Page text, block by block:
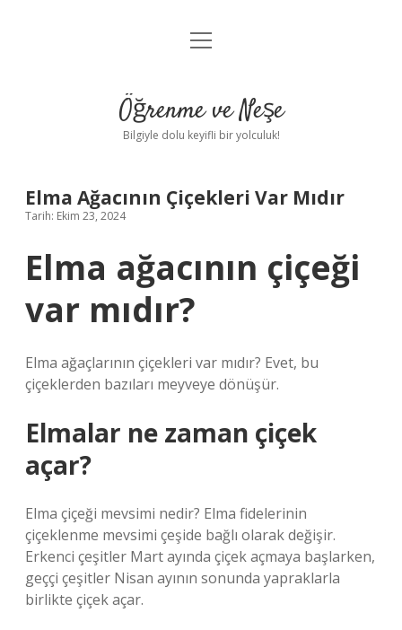
Anasayfa
Yasal Uyarı
menüyü
Öğrenme ve Neşe
Bilgiyle dolu keyifli bir yolculuk!
Elma Ağacının Çiçekleri Var Mıdır
Tarih: Ekim 23, 2024
Elma ağacının çiçeği
var mıdır?
Elma ağaçlarının çiçekleri var mıdır? Evet, bu
çiçeklerden bazıları meyveye dönüşür.
Elmalar ne zaman çiçek
açar?
Elma çiçeği mevsimi nedir? Elma fidelerinin
çiçeklenme mevsimi çeşide bağlı olarak değişir.
Erkenci çeşitler Mart ayında çiçek açmaya başlarken,
geççi çeşitler Nisan ayının sonunda yapraklarla
birlikte çiçek açar.